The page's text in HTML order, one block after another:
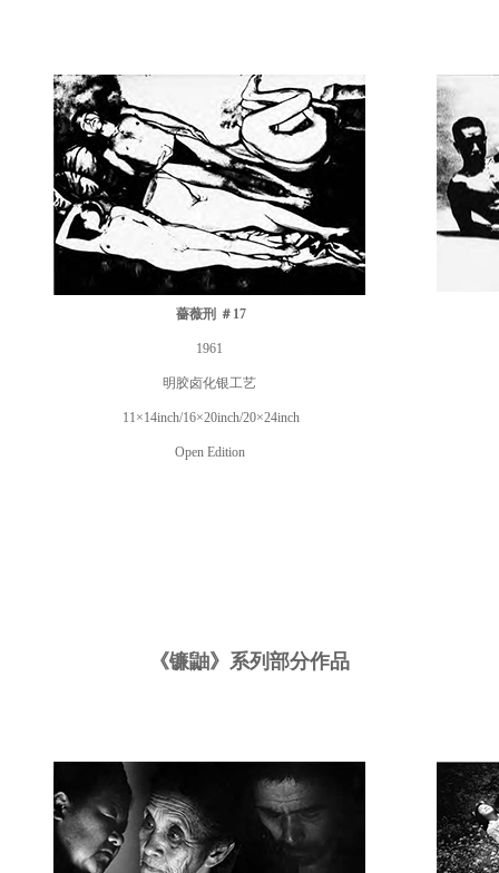
薔薇刑 ＃17
1961
明胶卤化银工艺
11×14inch/16×20inch/20×24inch
Open Edition
《镰鼬》系列部分作品